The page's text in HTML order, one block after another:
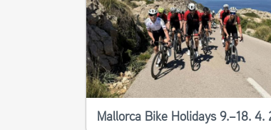
Mallorca Bike Holidays 9.–18. 4.